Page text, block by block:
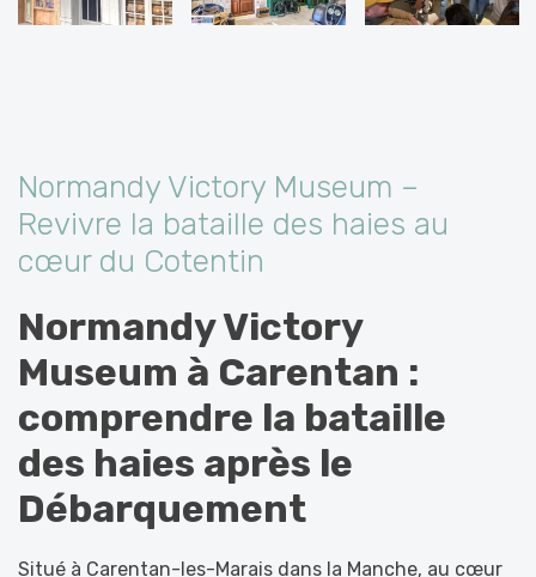
Normandy Victory Museum –
Revivre la bataille des haies au
cœur du Cotentin
Normandy Victory
Museum à Carentan :
comprendre la bataille
des haies après le
Débarquement
Situé à Carentan-les-Marais dans la Manche, au cœur